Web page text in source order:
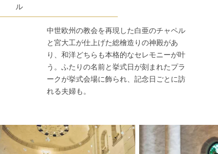
ル
中世欧州の教会を再現した白亜のチャペル
と宮大工が仕上げた総檜造りの神殿があ
り、和洋どちらも本格的なセレモニーが叶
う。ふたりの名前と挙式日が刻まれたプラ
ークが挙式会場に飾られ、記念日ごとに訪
れる夫婦も。